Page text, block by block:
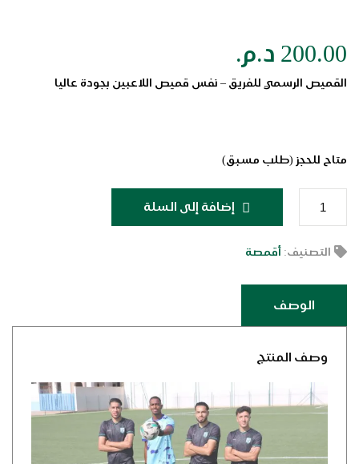
200.00 د.م.
القميص الرسمي للفريق – نفس قميص اللاعبين بجودة عاليا
متاح للحجز (طلب مسبق)
القميص
إضافة إلى السلة
التصنيف: أقمصة
الوصف
وصف المنتج